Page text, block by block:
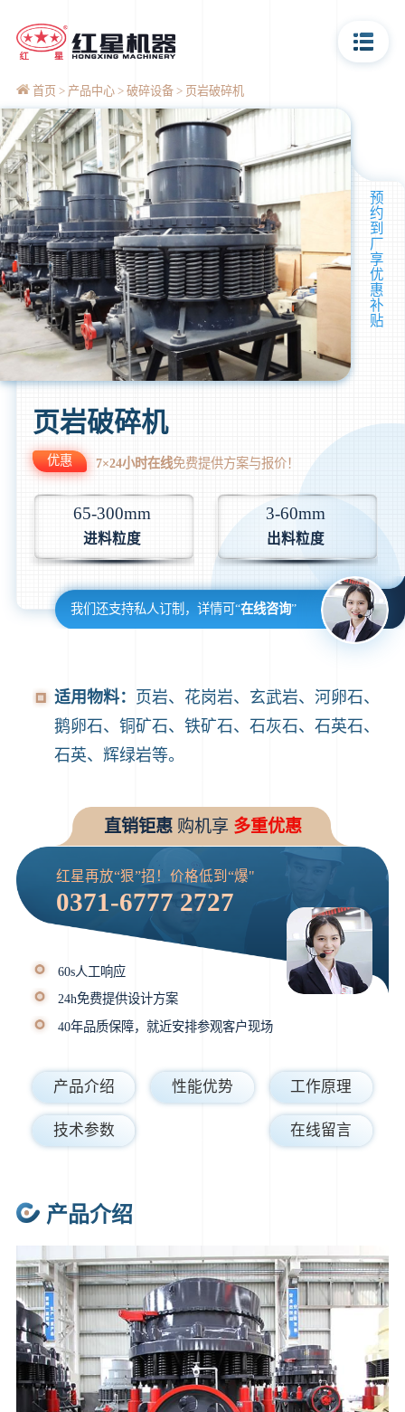
首页 产品中心 破碎设备 页岩破碎机
预
约
到
厂
享
优
惠
补
贴
页岩破碎机
优惠 7×24小时在线免费提供方案与报价！
65-300mm
进料粒度
3-60mm
出料粒度
我们还支持私人订制，详情可“在线咨询”
适用物料： 页岩、花岗岩、玄武岩、河卵石、
鹅卵石、铜矿石、铁矿石、石灰石、石英石、
石英、辉绿岩等。
直销钜惠购机享 多重优惠
红星再放“狠”招！价格低到“爆"
0371-6777 2727
60s人工响应
24h免费提供设计方案
40年品质保障，就近安排参观客户现场
产品介绍 性能优势 工作原理
技术参数 在线留言
产品介绍